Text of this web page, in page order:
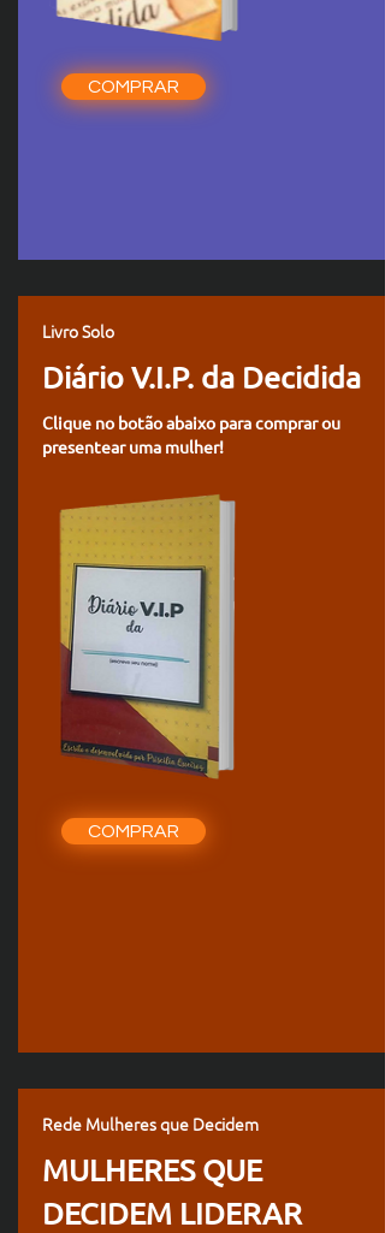
COMPRAR
Livro Solo
Diário V.I.P. da Decidida
Clique no botão abaixo para comprar ou
presentear uma mulher!
COMPRAR
Rede Mulheres que Decidem
MULHERES QUE
DECIDEM LIDERAR